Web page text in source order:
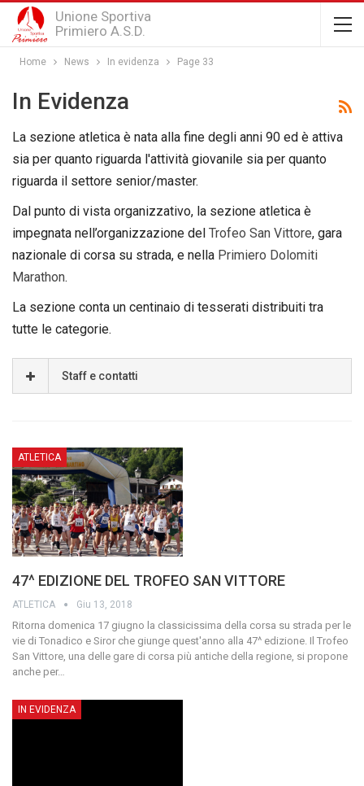
Unione Sportiva
Primiero A.S.D.
Home News In evidenza Page 33
In Evidenza
La sezione atletica è nata alla fine degli anni 90 ed è attiva
sia per quanto riguarda l'attività giovanile sia per quanto
riguarda il settore senior/master.
Dal punto di vista organizzativo, la sezione atletica è
impegnata nell’organizzazione del Trofeo San Vittore, gara
nazionale di corsa su strada, e nella Primiero Dolomiti
Marathon.
La sezione conta un centinaio di tesserati distribuiti tra
tutte le categorie.
Staff e contatti
ATLETICA
47^ EDIZIONE DEL TROFEO SAN VITTORE
ATLETICA Giu 13, 2018
Ritorna domenica 17 giugno la classicissima della corsa su strada per le
vie di Tonadico e Siror che giunge quest'anno alla 47^ edizione. Il Trofeo
San Vittore, una delle gare di corsa più antiche della regione, si propone
anche per…
IN EVIDENZA